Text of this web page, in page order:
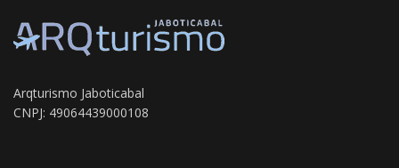
Arqturismo Jaboticabal
CNPJ: 49064439000108